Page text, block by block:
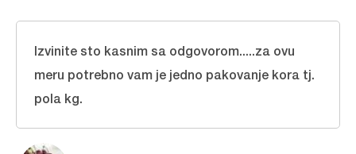
Izvinite sto kasnim sa odgovorom.....za ovu
meru potrebno vam je jedno pakovanje kora tj.
pola kg.